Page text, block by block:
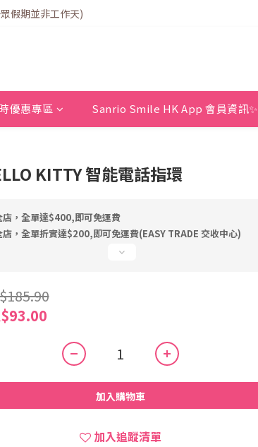
假期並非工作天)
假期並非工作天)
費
假期並非工作天)
優惠專區 Sanrio Smile HK App 會員資訊✨
KITTY 智能電話指環
店，全單達$400,即可免運費
店，全單折實達$200,即可免運費(EASY TRADE 交收中心)
加入購物車
加入追蹤清單